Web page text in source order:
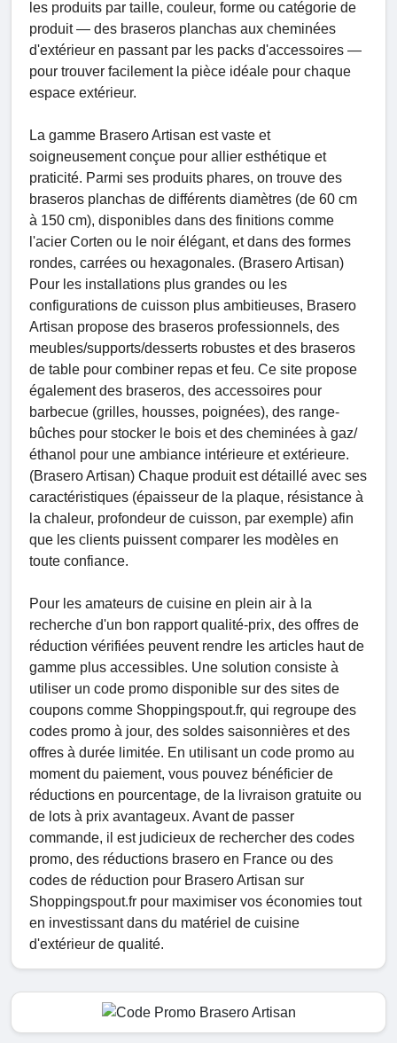
les produits par taille, couleur, forme ou catégorie de
produit — des braseros planchas aux cheminées
d'extérieur en passant par les packs d'accessoires —
pour trouver facilement la pièce idéale pour chaque
espace extérieur.
La gamme Brasero Artisan est vaste et
soigneusement conçue pour allier esthétique et
praticité. Parmi ses produits phares, on trouve des
braseros planchas de différents diamètres (de 60 cm
à 150 cm), disponibles dans des finitions comme
l'acier Corten ou le noir élégant, et dans des formes
rondes, carrées ou hexagonales. (Brasero Artisan)
Pour les installations plus grandes ou les
configurations de cuisson plus ambitieuses, Brasero
Artisan propose des braseros professionnels, des
meubles/supports/desserts robustes et des braseros
de table pour combiner repas et feu. Ce site propose
également des braseros, des accessoires pour
barbecue (grilles, housses, poignées), des range-
bûches pour stocker le bois et des cheminées à gaz/
éthanol pour une ambiance intérieure et extérieure.
(Brasero Artisan) Chaque produit est détaillé avec ses
caractéristiques (épaisseur de la plaque, résistance à
la chaleur, profondeur de cuisson, par exemple) afin
que les clients puissent comparer les modèles en
toute confiance.
Pour les amateurs de cuisine en plein air à la
recherche d'un bon rapport qualité-prix, des offres de
réduction vérifiées peuvent rendre les articles haut de
gamme plus accessibles. Une solution consiste à
utiliser un code promo disponible sur des sites de
coupons comme Shoppingspout.fr, qui regroupe des
codes promo à jour, des soldes saisonnières et des
offres à durée limitée. En utilisant un code promo au
moment du paiement, vous pouvez bénéficier de
réductions en pourcentage, de la livraison gratuite ou
de lots à prix avantageux. Avant de passer
commande, il est judicieux de rechercher des codes
promo, des réductions brasero en France ou des
codes de réduction pour Brasero Artisan sur
Shoppingspout.fr pour maximiser vos économies tout
en investissant dans du matériel de cuisine
d'extérieur de qualité.